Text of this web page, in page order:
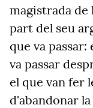
magistrada de
part del seu
que va passar:
va passar
el que van fer
d'abandonar